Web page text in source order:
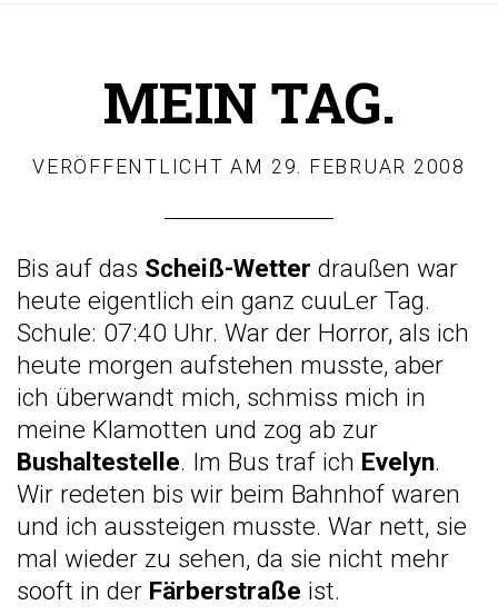
MEIN TAG.
VERÖFFENTLICHT AM 29. FEBRUAR 2008
Bis auf das Scheiß-Wetter draußen war
heute eigentlich ein ganz cuuLer Tag.
Schule: 07:40 Uhr. War der Horror, als ich
heute morgen aufstehen musste, aber
ich überwandt mich, schmiss mich in
meine Klamotten und zog ab zur
Bushaltestelle. Im Bus traf ich Evelyn.
Wir redeten bis wir beim Bahnhof waren
und ich aussteigen musste. War nett, sie
mal wieder zu sehen, da sie nicht mehr
sooft in der Färberstraße ist.